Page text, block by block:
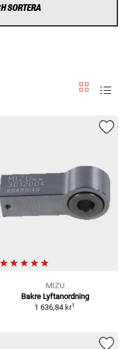
SORTERA
MIZU
Bakre Lyftanordning
1 636,84 kr1